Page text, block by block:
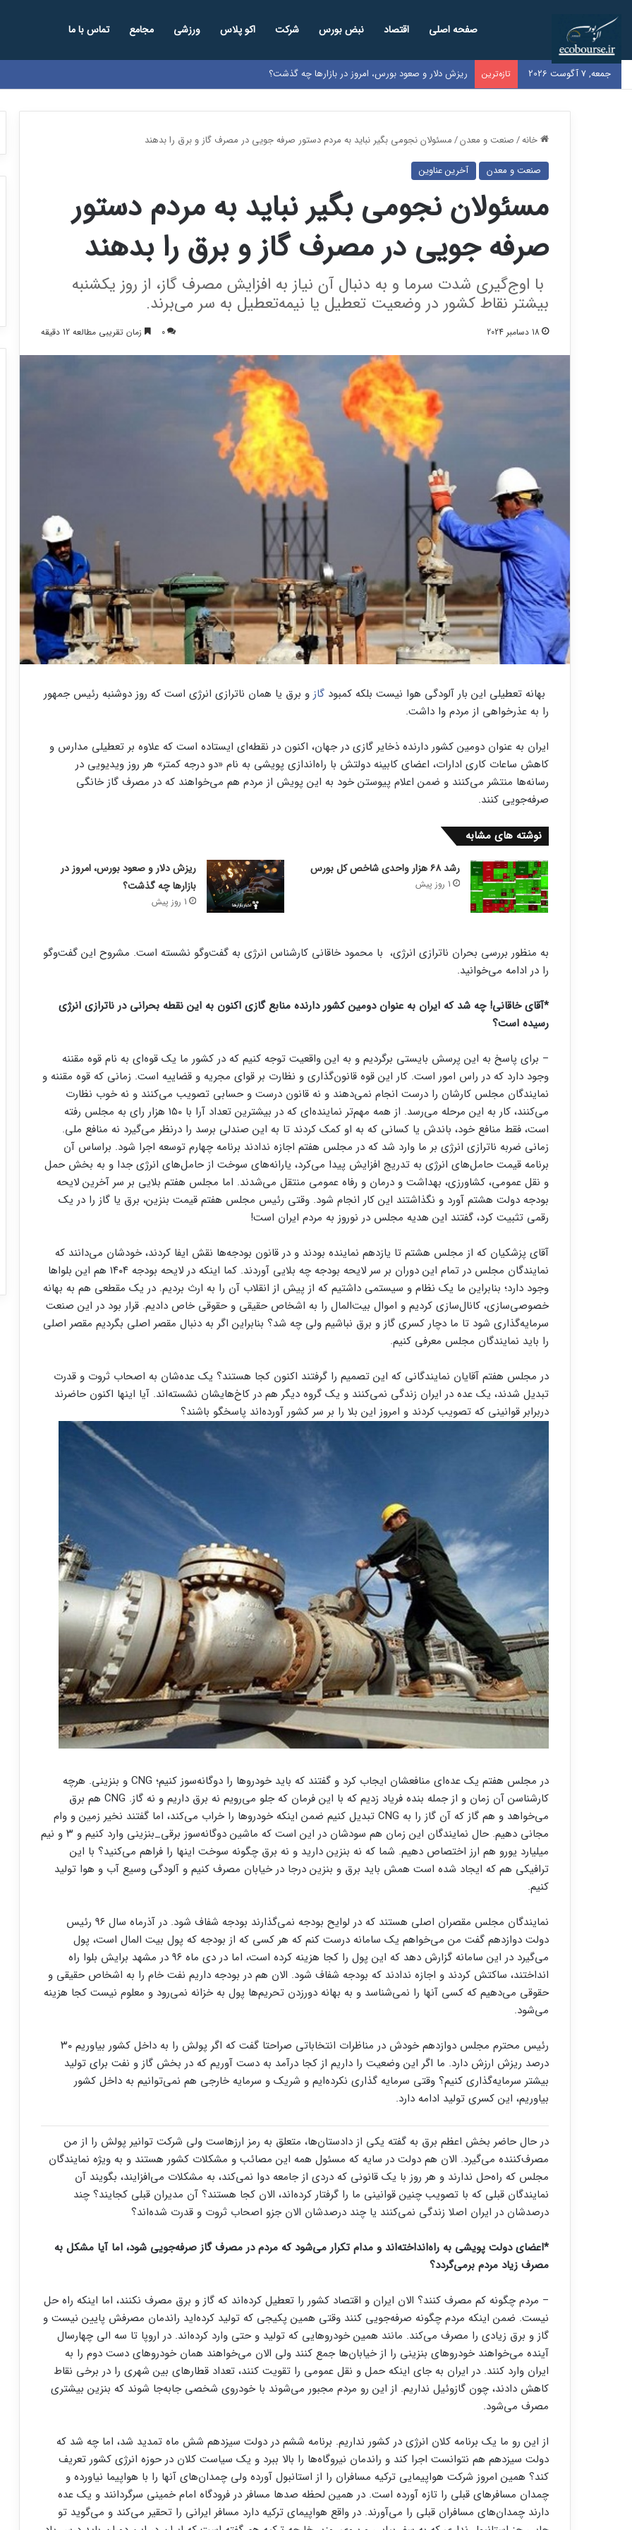
صفحه اصلی اقتصاد نبض بورس شرکت اکو پلاس ورزشی مجامع تماس با ما
جمعه, 7 آگوست 2026 تازه‌ترین ریزش دلار و صعود بورس، امروز در بازارها چه گذشت؟
خانه/صنعت و معدن/مسئولان نجومی بگیر نباید به مردم دستور صرفه جویی در مصرف گاز و برق را بدهند
صنعت و معدن آخرین عناوین
مسئولان نجومی بگیر نباید به مردم دستور
صرفه جویی در مصرف گاز و برق را بدهند
با اوج‌گیری شدت سرما و به دنبال آن نیاز به افزایش مصرف گاز، از روز یکشنبه
بیشتر نقاط کشور در وضعیت تعطیل یا نیمه‌تعطیل به سر می‌برند.
18 دسامبر 2024 0 زمان تقریبی مطالعه 12 دقیقه
بهانه تعطیلی این بار آلودگی هوا نیست بلکه کمبود گاز و برق یا همان ناترازی انرژی است که روز دوشنبه رئیس جمهور
را به عذرخواهی از مردم وا داشت.
ایران به عنوان دومین کشور دارنده ذخایر گازی در جهان، اکنون در نقطه‌ای ایستاده است که علاوه بر تعطیلی مدارس و
کاهش ساعات کاری ادارات، اعضای کابینه دولتش با راه‌اندازی پویشی به نام «دو درجه کمتر» هر روز ویدیویی در
رسانه‌ها منتشر می‌کنند و ضمن اعلام پیوستن خود به این پویش از مردم هم می‌خواهند که در مصرف گاز خانگی
صرفه‌جویی کنند.
نوشته های مشابه
رشد ۶۸ هزار واحدی شاخص کل بورس
1 روز پیش
ریزش دلار و صعود بورس، امروز در
بازارها چه گذشت؟
1 روز پیش
به منظور بررسی بحران ناترازی انرژی، با محمود خاقانی کارشناس انرژی به گفت‌و‌گو نشسته است. مشروح این گفت‌و‌گو
را در ادامه می‌خوانید.
*آقای خاقانی! چه شد که ایران به عنوان دومین کشور دارنده منابع گازی اکنون به این نقطه بحرانی در ناترازی انرژی
رسیده است؟
– برای پاسخ به این پرسش بایستی برگردیم و به این واقعیت توجه کنیم که در کشور ما یک قوه‌ای به نام قوه مقننه
وجود دارد که در راس امور است. کار این قوه قانون‌گذاری و نظارت بر قوای مجریه و قضاییه است. زمانی که قوه مقننه و
نمایندگان مجلس کارشان را درست انجام نمی‌دهند و نه قانون درست و حسابی تصویب می‌کنند و نه خوب نظارت
می‌کنند، کار به این مرحله می‌رسد. از همه مهم‌تر نماینده‌ای که در بیشترین تعداد آرا با ۱۵۰ هزار رای به مجلس رفته
است، فقط منافع خود، باندش یا کسانی که به او کمک کردند تا به این صندلی برسد را درنظر می‌گیرد نه منافع ملی.
زمانی ضربه ناترازی انرژی بر ما وارد شد که در مجلس هفتم اجازه ندادند برنامه چهارم توسعه اجرا شود. براساس آن
برنامه قیمت حامل‌های انرژی به تدریج افزایش پیدا می‌کرد، یارانه‌های سوخت از حامل‌های انرژی جدا و به بخش حمل
و نقل عمومی، کشاورزی، بهداشت و درمان و رفاه عمومی منتقل می‌شدند. اما مجلس هفتم بلایی بر سر آخرین لایحه
بودجه دولت هشتم آورد و نگذاشتند این کار انجام شود. وقتی رئیس مجلس هفتم قیمت بنزین، برق یا گاز را در یک
رقمی تثبیت کرد، گفتند این هدیه مجلس در نوروز به مردم ایران است!
آقای پزشکیان که از مجلس هشتم تا یازدهم نماینده بودند و در قانون بودجه‌ها نقش ایفا کردند، خودشان می‌دانند که
نمایندگان مجلس در تمام این دوران بر سر لایحه بودجه چه بلایی آوردند. کما اینکه در لایحه بودجه ۱۴۰۴ هم این بلوا‌ها
وجود دارد؛ بنابراین ما یک نظام و سیستمی داشتیم که از پیش از انقلاب آن را به ارث بردیم. در یک مقطعی هم به بهانه
خصوصی‌سازی، کانال‌سازی کردیم و اموال بیت‌المال را به اشخاص حقیقی و حقوقی خاص دادیم. قرار بود در این صنعت
سرمایه‌گذاری شود تا ما دچار کسری گاز و برق نباشیم ولی چه شد؟ بنابراین اگر به دنبال مقصر اصلی بگردیم مقصر اصلی
را باید نمایندگان مجلس معرفی کنیم.
در مجلس هفتم آقایان نمایندگانی که این تصمیم را گرفتند اکنون کجا هستند؟ یک عده‌شان به اصحاب ثروت و قدرت
تبدیل شدند، یک عده در ایران زندگی نمی‌کنند و یک گروه دیگر هم در کاخ‌هایشان نشسته‌اند. آیا اینها اکنون حاضرند
دربرابر قوانینی که تصویب کردند و امروز این بلا را بر سر کشور آورده‌اند پاسخگو باشند؟
در مجلس هفتم یک عده‌ای منافعشان ایجاب کرد و گفتند که باید خودرو‌ها را دوگانه‌سوز کنیم؛ CNG و بنزینی. هرچه
کارشناسن آن زمان و از جمله بنده فریاد زدیم که با این فرمان که جلو می‌رویم نه برق داریم و نه گاز. CNG هم برق
می‌خواهد و هم گاز که آن گاز را به CNG تبدیل کنیم ضمن اینکه خودرو‌ها را خراب می‌کند، اما گفتند نخیر زمین و وام
مجانی دهیم. حال نمایندگان این زمان هم سودشان در این است که ماشین دوگانه‌سوز برقی_بنزینی وارد کنیم و ۳ و نیم
میلیارد یورو هم ارز اختصاص دهیم. شما که نه بنزین دارید و نه برق چگونه سوخت اینها را فراهم می‌کنید؟ با این
ترافیکی هم که ایجاد شده است همش باید برق و بنزین درجا در خیابان مصرف کنیم و آلودگی وسیع آب و هوا تولید
کنیم.
نمایندگان مجلس مقصران اصلی هستند که در لوایح بودجه نمی‌گذارند بودجه شفاف شود. در آذرماه سال ۹۶ رئیس
دولت دوازدهم گفت من می‌خواهم یک سامانه درست کنم که هر کسی که از بودجه که پول بیت المال است، پول
می‌گیرد در این سامانه گزارش دهد که این پول را کجا هزینه کرده است، اما در دی ماه ۹۶ در مشهد برایش بلوا راه
انداختند، ساکتش کردند و اجازه ندادند که بودجه شفاف شود. الان هم در بودجه داریم نفت خام را به اشخاص حقیقی و
حقوقی می‌دهیم که کسی آنها را نمی‌شناسد و به بهانه دورزدن تحریم‌ها پول به خزانه نمی‌رود و معلوم نیست کجا هزینه
می‌شود.
رئیس محترم مجلس دوازدهم خودش در مناظرات انتخاباتی صراحتا گفت که اگر پولش را به داخل کشور بیاوریم ۳۰
درصد ریزش ارزش دارد. ما اگر این وضعیت را داریم از کجا درآمد به دست آوریم که در بخش گاز و نفت برای تولید
بیشتر سرمایه‌گذاری کنیم؟ وقتی سرمایه گذاری نکرده‌ایم و شریک و سرمایه خارجی هم نمی‌توانیم به داخل کشور
بیاوریم، این کسری تولید ادامه دارد.
در حال حاضر بخش اعظم برق به گفته یکی از دادستان‌ها، متعلق به رمز ارزهاست ولی شرکت توانیر پولش را از من
مصرف‌کننده می‌گیرد. الان هم دولت در سایه که مسئول همه این مصائب و مشکلات کشور هستند و به ویژه نمایندگان
مجلس که راه‌حل ندارند و هر روز با یک قانونی که دردی از جامعه دوا نمی‌کند، به مشکلات می‌افزایند، بگویند آن
نمایندگان قبلی که با تصویب چنین قوانینی ما را گرفتار کرده‌اند، الان کجا هستند؟ آن مدیران قبلی کجایند؟ چند
درصدشان در ایران اصلا زندگی نمی‌کنند یا چند درصدشان الان جزو اصحاب ثروت و قدرت شده‌اند؟
*اعضای دولت پویشی به راه‌انداخته‌اند و مدام تکرار می‌شود که مردم در مصرف گاز صرفه‌جویی شود، اما آیا مشکل به
مصرف زیاد مردم برمی‌گردد؟
– مردم چگونه کم مصرف کنند؟ الان ایران و اقتصاد کشور را تعطیل کرده‌اند که گاز و برق مصرف نکنند، اما اینکه راه حل
نیست. ضمن اینکه مردم چگونه صرفه‌جویی کنند وقتی همین پکیجی که تولید کرده‌اید راندمان مصرفش پایین نیست و
گاز و برق زیادی را مصرف می‌کند. مانند همین خودرو‌هایی که تولید و حتی وارد کرده‌اند. در اروپا تا سه الی چهارسال
آینده می‌خواهند خودروهای بنزینی را از خیابان‌ها جمع کنند ولی الان می‌خواهند همان خودرو‌های دست دوم را به
ایران وارد کنند. در ایران به جای اینکه حمل و نقل عمومی را تقویت کنند، تعداد قطار‌های بین شهری را در برخی نقاط
کاهش دادند، چون گازوئیل نداریم. از این رو مردم مجبور می‌شوند با خودروی شخصی جابه‌جا شوند که بنزین بیشتری
مصرف می‌شود.
از این رو ما یک برنامه کلان انرژی در کشور نداریم. برنامه ششم در دولت سیزدهم شش ماه تمدید شد، اما چه شد که
دولت سیزدهم هم نتوانست اجرا کند و راندمان نیروگاه‌ها را بالا ببرد و یک سیاست کلان در حوزه انرژی کشور تعریف
کند؟ همین امروز شرکت هواپیمایی ترکیه مسافران را از استانبول آورده ولی چمدان‌های آنها را با هواپیما نیاورده و
چمدان مسافر‌های قبلی را تازه آورده است. در همین لحظه صد‌ها مسافر در فرودگاه امام خمینی سرگردانند و یک عده
دارند چمدان‌های مسافران قبلی را می‌آورند. در واقع هواپیمای ترکیه دارد مسافر ایرانی را تحقیر می‌کند و می‌گوید تو